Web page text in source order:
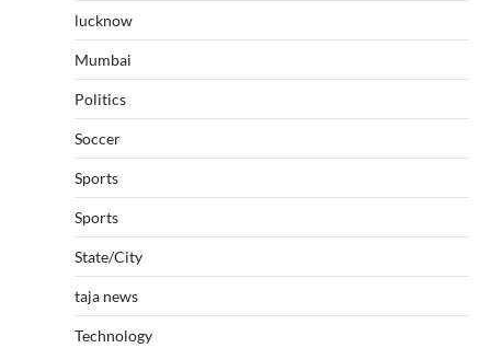
lucknow
Mumbai
Politics
Soccer
Sports
Sports
State/City
taja news
Technology